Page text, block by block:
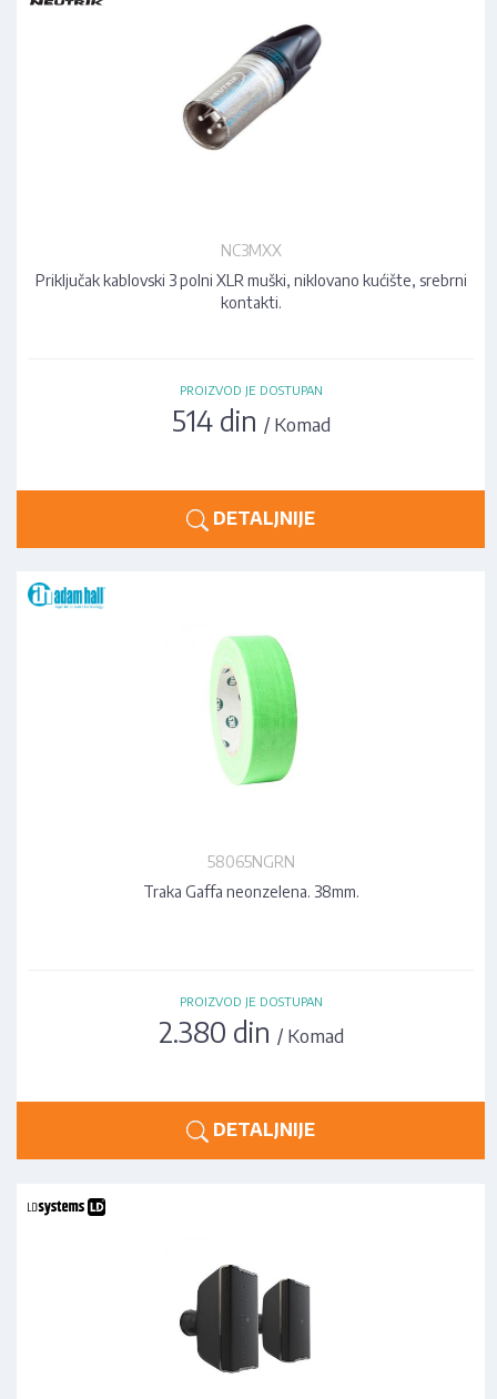
NC3MXX
Priključak kablovski 3 polni XLR muški, niklovano kućište, srebrni
kontakti.
PROIZVOD JE DOSTUPAN
514 din / Komad
DETALJNIJE
58065NGRN
Traka Gaffa neonzelena. 38mm.
PROIZVOD JE DOSTUPAN
2.380 din / Komad
DETALJNIJE